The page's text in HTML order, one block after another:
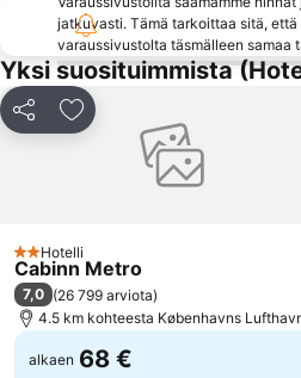
Kanalen
Frederiksberg Centret
Ny Carlsberg Glyptotek
Biking Copenhague
CIFF - COPENHAGEN INTERNATIONAL FASHION FAIR
Valbyparken
jatkuvasti. Tämä tarkoittaa sitä,
varaussivustolta täsmälleen samaa
Yksi suosituimmista
Jaa Lisää suosikkeihin
2 Tähtiluokitus
Hotelli
Cabinn Metro
7,0 (26 799 arviota)
4.5 km kohteesta Københavns
alkaen 68 €